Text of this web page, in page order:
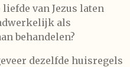
van Jezus laten
als
behandelen?
dezelfde huisregels